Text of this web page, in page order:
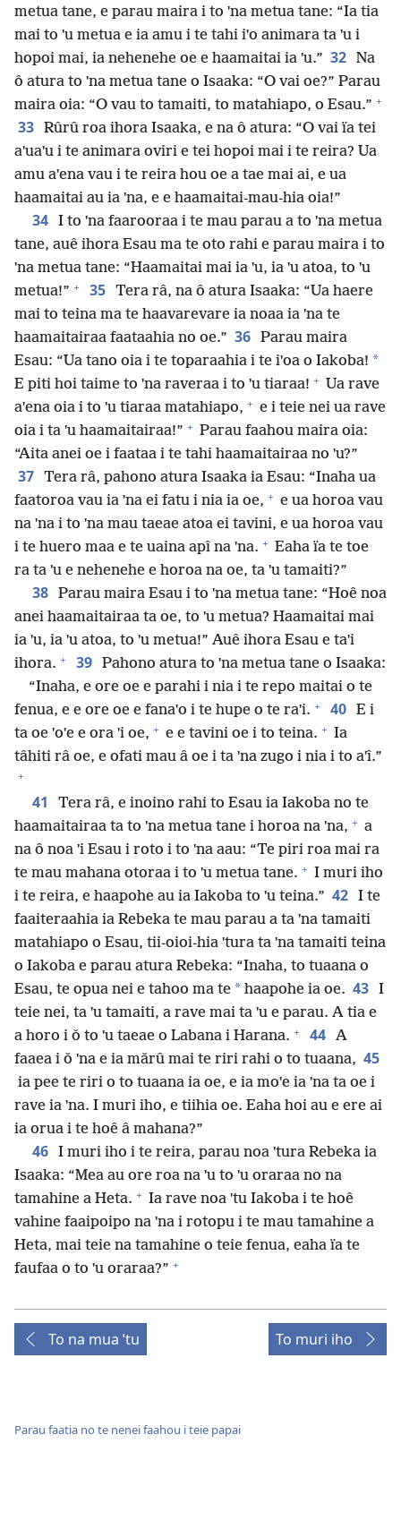
metua tane, e parau maira i to ˈna metua tane: “Ia tia
mai to ˈu metua e ia amu i te tahi iˈo animara ta ˈu i
hopoi mai, ia nehenehe oe e haamaitai ia ˈu.” 32 Na
ô atura to ˈna metua tane o Isaaka: “O vai oe?” Parau
maira oia: “O vau to tamaiti, to matahiapo, o Esau.” +
33 Rûrû roa ihora Isaaka, e na ô atura: “O vai ïa tei
aˈuaˈu i te animara oviri e tei hopoi mai i te reira? Ua
amu aˈena vau i te reira hou oe a tae mai ai, e ua
haamaitai au ia ˈna, e e haamaitai-mau-hia oia!”
34 I to ˈna faarooraa i te mau parau a to ˈna metua
tane, auê ihora Esau ma te oto rahi e parau maira i to
ˈna metua tane: “Haamaitai mai ia ˈu, ia ˈu atoa, to ˈu
metua!” + 35 Tera râ, na ô atura Isaaka: “Ua haere
mai to teina ma te haavarevare ia noaa ia ˈna te
haamaitairaa faataahia no oe.” 36 Parau maira
Esau: “Ua tano oia i te toparaahia i te iˈoa o Iakoba! *
E piti hoi taime to ˈna raveraa i to ˈu tiaraa! + Ua rave
aˈena oia i to ˈu tiaraa matahiapo, + e i teie nei ua rave
oia i ta ˈu haamaitairaa!” + Parau faahou maira oia:
“Aita anei oe i faataa i te tahi haamaitairaa no ˈu?”
37 Tera râ, pahono atura Isaaka ia Esau: “Inaha ua
faatoroa vau ia ˈna ei fatu i nia ia oe, + e ua horoa vau
na ˈna i to ˈna mau taeae atoa ei tavini, e ua horoa vau
i te huero maa e te uaina apî na ˈna. + Eaha ïa te toe
ra ta ˈu e nehenehe e horoa na oe, ta ˈu tamaiti?”
38 Parau maira Esau i to ˈna metua tane: “Hoê noa
anei haamaitairaa ta oe, to ˈu metua? Haamaitai mai
ia ˈu, ia ˈu atoa, to ˈu metua!” Auê ihora Esau e taˈi
ihora. + 39 Pahono atura to ˈna metua tane o Isaaka:
“Inaha, e ore oe e parahi i nia i te repo maitai o te
fenua, e e ore oe e fanaˈo i te hupe o te raˈi. + 40 E i
ta oe ˈoˈe e ora ˈi oe, + e e tavini oe i to teina. + Ia
tâhiti râ oe, e ofati mau â oe i ta ˈna zugo i nia i to aˈî.”
+
41
Tera râ, e inoino rahi to Esau ia Iakoba no te
haamaitairaa ta to ˈna metua tane i horoa na ˈna, + a
na ô noa ˈi Esau i roto i to ˈna aau: “Te piri roa mai ra
te mau mahana otoraa i to ˈu metua tane. + I muri iho
i te reira, e haapohe au ia Iakoba to ˈu teina.” 42 I te
faaiteraahia ia Rebeka te mau parau a ta ˈna tamaiti
matahiapo o Esau, tii-oioi-hia ˈtura ta ˈna tamaiti teina
o Iakoba e parau atura Rebeka: “Inaha, to tuaana o
Esau, te opua nei e tahoo ma te * haapohe ia oe. 43 I
teie nei, ta ˈu tamaiti, a rave mai ta ˈu e parau. A tia e
a horo i ǒ to ˈu taeae o Labana i Harana. + 44 A
faaea i ǒ ˈna e ia mǎrû mai te riri rahi o to tuaana, 45
ia pee te riri o to tuaana ia oe, e ia moˈe ia ˈna ta oe i
rave ia ˈna. I muri iho, e tiihia oe. Eaha hoi au e ere ai
ia orua i te hoê â mahana?”
46 I muri iho i te reira, parau noa ˈtura Rebeka ia
Isaaka: “Mea au ore roa na ˈu to ˈu oraraa no na
tamahine a Heta. + Ia rave noa ˈtu Iakoba i te hoê
vahine faaipoipo na ˈna i rotopu i te mau tamahine a
Heta, mai teie na tamahine o teie fenua, eaha ïa te
faufaa o to ˈu oraraa?” +
To na mua ˈtu To muri iho
Parau faatia no te nenei faahou i teie papai